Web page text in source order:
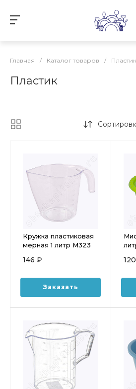
Главная / Каталог товаров / Пластик
Пластик
Кружка пластиковая
мерная 1 литр М323
146 ₽
Заказать